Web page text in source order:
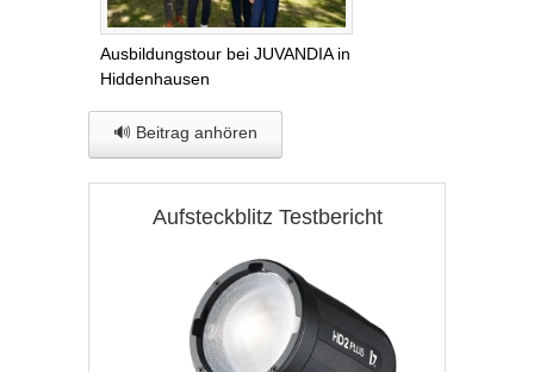
Ausbildungstour bei JUVANDIA in
Hiddenhausen
🔊 Beitrag anhören
Aufsteckblitz Testbericht